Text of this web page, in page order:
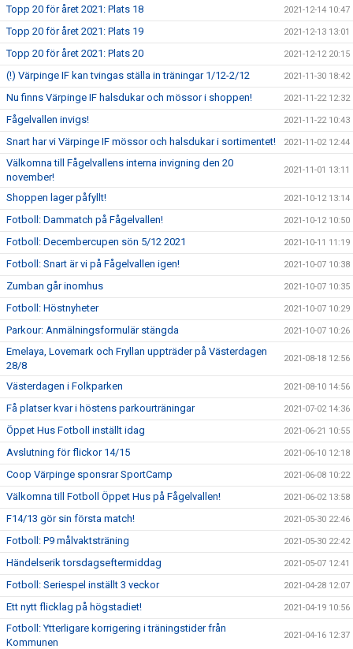
Topp 20 för året 2021: Plats 18 2021-12-14 10:47
Topp 20 för året 2021: Plats 19 2021-12-13 13:01
Topp 20 för året 2021: Plats 20 2021-12-12 20:15
(!) Värpinge IF kan tvingas ställa in träningar 1/12-2/12 2021-11-30 18:42
Nu finns Värpinge IF halsdukar och mössor i shoppen! 2021-11-22 12:32
Fågelvallen invigs! 2021-11-22 10:43
Snart har vi Värpinge IF mössor och halsdukar i sortimentet! 2021-11-02 12:44
Välkomna till Fågelvallens interna invigning den 20
november!
2021-11-01 13:11
Shoppen lager påfyllt! 2021-10-12 13:14
Fotboll: Dammatch på Fågelvallen! 2021-10-12 10:50
Fotboll: Decembercupen sön 5/12 2021 2021-10-11 11:19
Fotboll: Snart är vi på Fågelvallen igen! 2021-10-07 10:38
Zumban går inomhus 2021-10-07 10:35
Fotboll: Höstnyheter 2021-10-07 10:29
Parkour: Anmälningsformulär stängda 2021-10-07 10:26
Emelaya, Lovemark och Fryllan uppträder på Västerdagen
28/8
2021-08-18 12:56
Västerdagen i Folkparken 2021-08-10 14:56
Få platser kvar i höstens parkourträningar 2021-07-02 14:36
Öppet Hus Fotboll inställt idag 2021-06-21 10:55
Avslutning för flickor 14/15 2021-06-10 12:18
Coop Värpinge sponsrar SportCamp 2021-06-08 10:22
Välkomna till Fotboll Öppet Hus på Fågelvallen! 2021-06-02 13:58
F14/13 gör sin första match! 2021-05-30 22:46
Fotboll: P9 målvaktsträning 2021-05-30 22:42
Händelserik torsdagseftermiddag 2021-05-07 12:41
Fotboll: Seriespel inställt 3 veckor 2021-04-28 12:07
Ett nytt flicklag på högstadiet! 2021-04-19 10:56
Fotboll: Ytterligare korrigering i träningstider från
Kommunen
2021-04-16 12:37